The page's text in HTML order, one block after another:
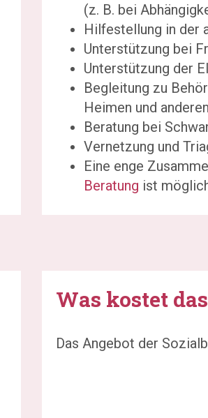
(z. B. bei
Hilfestellung in der
Unterstützung bei
Unterstützung der
Begleitung zu
Heimen und
Beratung bei
Vernetzung und
Eine enge
Beratung ist
Was kostet
Das Angebot der